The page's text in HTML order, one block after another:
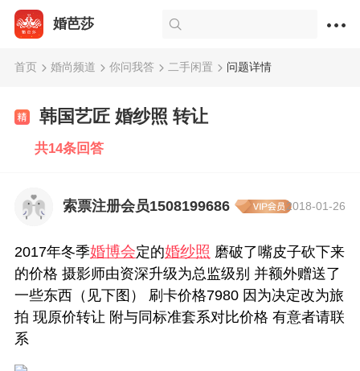
婚芭莎
首页 婚尚频道 你问我答 二手闲置 问题详情
韩国艺匠 婚纱照 转让
共14条回答
索票注册会员1508199686 2018-01-26
2017年冬季婚博会定的婚纱照 磨破了嘴皮子砍下来
的价格 摄影师由资深升级为总监级别 并额外赠送了
一些东西（见下图） 刷卡价格7980 因为决定改为旅
拍 现原价转让 附与同标准套系对比价格 有意者请联
系